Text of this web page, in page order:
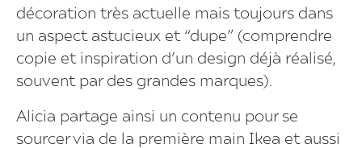
décoration très actuelle mais toujours dans
un aspect astucieux et “dupe” (comprendre
copie et inspiration d’un design déjà réalisé,
souvent par des grandes marques).
Alicia partage ainsi un contenu pour se
sourcer via de la première main Ikea et aussi